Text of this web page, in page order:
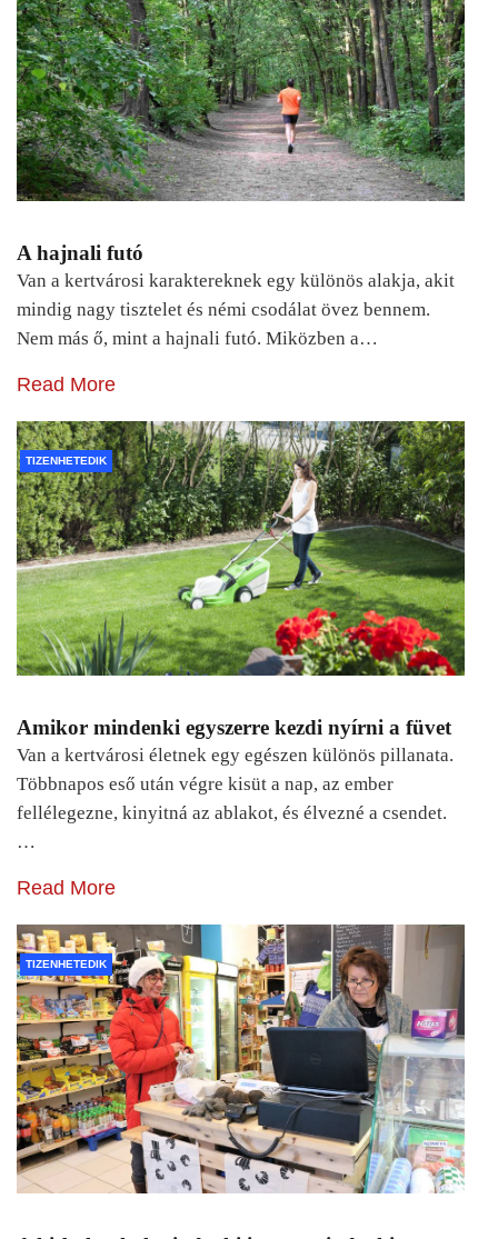
A hajnali futó
Van a kertvárosi karaktereknek egy különös alakja, akit
mindig nagy tisztelet és némi csodálat övez bennem.
Nem más ő, mint a hajnali futó. Miközben a…
Read More
TIZENHETEDIK
Amikor mindenki egyszerre kezdi nyírni a füvet
Van a kertvárosi életnek egy egészen különös pillanata.
Többnapos eső után végre kisüt a nap, az ember
fellélegezne, kinyitná az ablakot, és élvezné a csendet.
…
Read More
TIZENHETEDIK